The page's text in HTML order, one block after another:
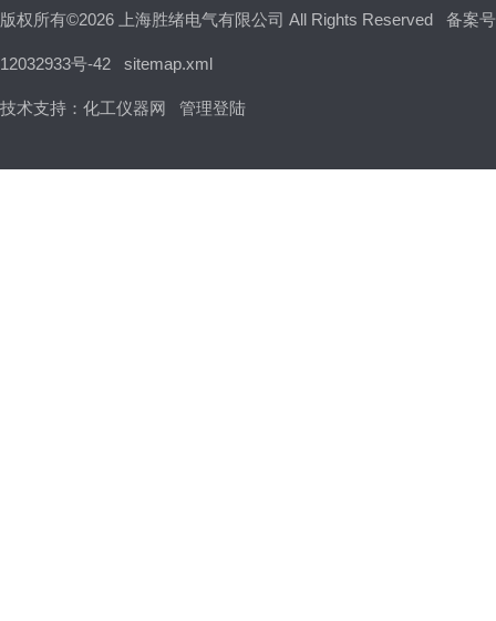
版权所有©2026 上海胜绪电气有限公司 All Rights Reserved 备案
12032933号-42 sitemap.xml
技术支持： 化工仪器网 管理登陆